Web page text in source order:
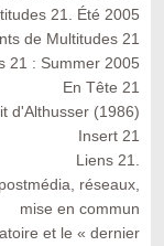
21. Été 2005
de Multitudes 21
21 : Summer 2005
En Tête 21
d'Althusser (1986)
Insert 21
Liens 21.
réseaux,
mise en commun
et le « dernier